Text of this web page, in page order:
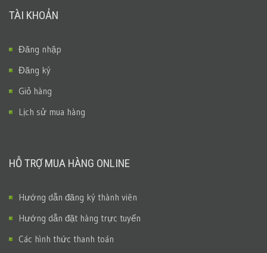
TÀI KHOẢN
Đăng nhập
Đăng ký
Giỏ hàng
Lịch sử mua hàng
HỖ TRỢ MUA HÀNG ONLINE
Hướng dẫn đăng ký thành viên
Hướng dẫn đặt hàng trực tuyến
Các hình thức thanh toán